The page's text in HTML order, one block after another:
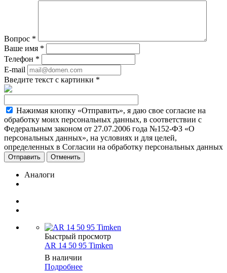
Вопрос *
Ваше имя *
Телефон *
E-mail
Введите текст с картинки *
Нажимая кнопку «Отправить», я даю свое согласие на
обработку моих персональных данных, в соответствии с
Федеральным законом от 27.07.2006 года №152-ФЗ «О
персональных данных», на условиях и для целей,
определенных в Согласии на обработку персональных данных
Отменить
Аналоги
Быстрый просмотр
AR 14 50 95 Timken
В наличии
Подробнее